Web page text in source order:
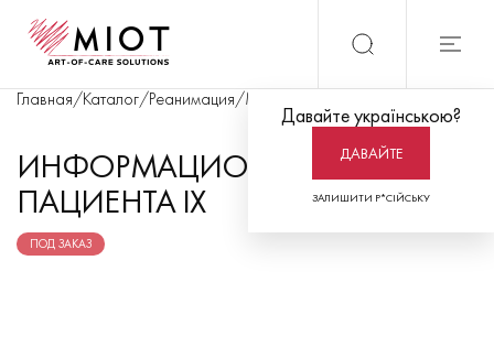
Давайте українською?
ДАВАЙТЕ
ЗАЛИШИТИ Р*СІЙСЬКУ
Главная/Каталог/Реанимация/Мониторинг пациента
ИНФОРМАЦИОННЫЙ ЦЕНТР
ПАЦИЕНТА IX
ПОД ЗАКАЗ